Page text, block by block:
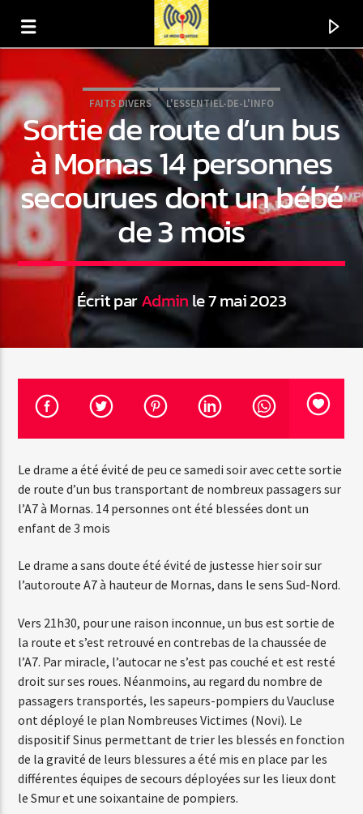
En ce moment
Artiste
07:00 22:00
Web-Radio-Le-Mosquitos
Web-Radio-Sicily
Web-Radio-Années 70
Web-Radio-Années 80
FAITS DIVERS L'ESSENTIEL-DE-L'INFO
Sortie de route d’un bus
à Mornas 14 personnes
secourues dont un bébé
de 3 mois
Écrit parAdminle 7 mai 2023
Le drame a été évité de peu ce samedi soir avec cette sortie
de route d’un bus transportant de nombreux passagers sur
l’A7 à Mornas. 14 personnes ont été blessées dont un
enfant de 3 mois
Le drame a sans doute été évité de justesse hier soir sur
l’autoroute A7 à hauteur de Mornas, dans le sens Sud-Nord.
Vers 21h30, pour une raison inconnue, un bus est sortie de
la route et s’est retrouvé en contrebas de la chaussée de
l’A7. Par miracle, l’autocar ne s’est pas couché et est resté
droit sur ses roues. Néanmoins, au regard du nombre de
passagers transportés, les sapeurs-pompiers du Vaucluse
ont déployé le plan Nombreuses Victimes (Novi). Le
dispositif Sinus permettant de trier les blessés en fonction
de la gravité de leurs blessures a été mis en place par les
différentes équipes de secours déployées sur les lieux dont
le Smur et une soixantaine de pompiers.